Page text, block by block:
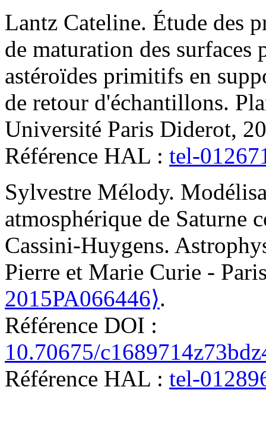
Lantz Cateline. Étude des
de maturation des surfaces
astéroïdes primitifs en
de retour d'échantillons.
Université Paris Diderot,
Référence HAL : tel-
Sylvestre Mélody.
atmosphérique de Saturne
Cassini-Huygens.
Pierre et Marie Curie -
2015PA066446⟩.
Référence DOI :
10.70675/
Référence HAL : tel-